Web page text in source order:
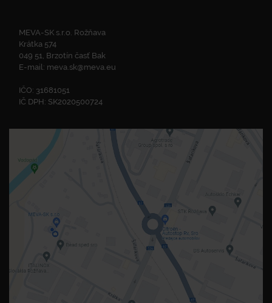
MEVA-SK s.r.o. Rožňava
Krátka 574
049 51, Brzotín časť Bak
E-mail: meva.sk@meva.eu
IČO: 31681051
IČ DPH: SK2020500724